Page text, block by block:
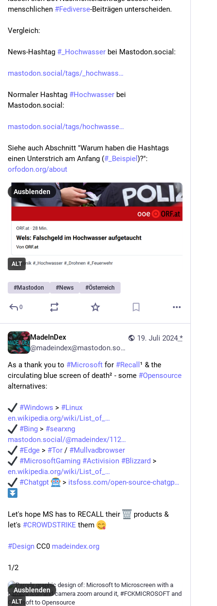
menschlichen #Fediverse-Beiträgen unterscheiden.
Vergleich:
News-Hashtag # _Hochwasser bei Mastodon.social:
mastodon.social/tags/_hochwass
Normaler Hashtag #Hochwasser bei
Mastodon.social:
mastodon.social/tags/hochwasse
Siehe auch Abschnitt "Warum haben die Hashtags
einen Unterstrich am Anfang (# _Beispiel )?":
orfodon.org/about
ALT
Ausblenden
#Mastodon #News #Österreich
0
19. Juli 2024 *
MadeInDex
@madeindex@mastodon.social
As a thank you to #Microsoft for #Recall ¹ & the
circulating blue screen of death² - some #Opensource
alternatives:
#Windows > #Linux
en.wikipedia.org/wiki/List_of_
#Bing > #searxng
mastodon.social/@madeindex/112
#Edge > #Tor / #Mullvadbrowser
#MicrosoftGaming #Activision #Blizzard >
en.wikipedia.org/wiki/List_of_
#Chatgpt > itsfoss.com/open-source-chatgp
Let's hope MS has to RECALL their
products &
let's #CROWDSTRIKE them
#Design CC0 madeindex.org
1/2
ALT
Ausblenden